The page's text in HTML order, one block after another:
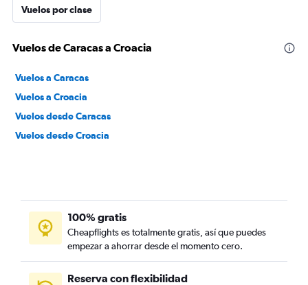
Vuelos por clase
Vuelos de Caracas a Croacia
Vuelos a Caracas
Vuelos a Croacia
Vuelos desde Caracas
Vuelos desde Croacia
100% gratis
Cheapflights es totalmente gratis, así que puedes
empezar a ahorrar desde el momento cero.
Reserva con flexibilidad